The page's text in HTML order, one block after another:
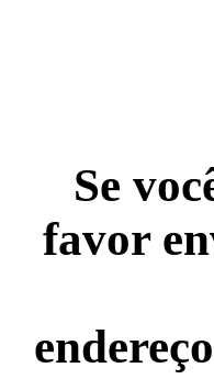
Se
favor